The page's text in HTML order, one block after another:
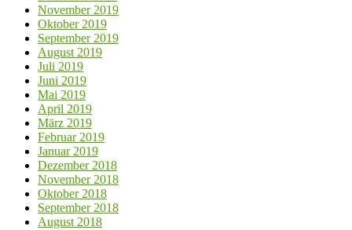
November 2019
Oktober 2019
September 2019
August 2019
Juli 2019
Juni 2019
Mai 2019
April 2019
März 2019
Februar 2019
Januar 2019
Dezember 2018
November 2018
Oktober 2018
September 2018
August 2018